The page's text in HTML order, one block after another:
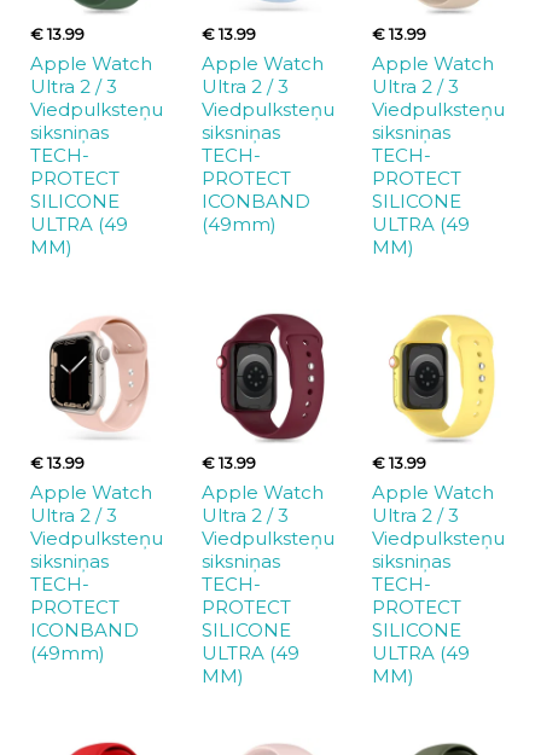
€ 13.99
Apple Watch
Ultra 2 / 3
Viedpulksteņu
siksniņas
TECH-
PROTECT
SILICONE
ULTRA (49
MM)
€ 13.99
Apple Watch
Ultra 2 / 3
Viedpulksteņu
siksniņas
TECH-
PROTECT
ICONBAND
(49mm)
€ 13.99
Apple Watch
Ultra 2 / 3
Viedpulksteņu
siksniņas
TECH-
PROTECT
SILICONE
ULTRA (49
MM)
€ 13.99
Apple Watch
Ultra 2 / 3
Viedpulksteņu
siksniņas
TECH-
PROTECT
ICONBAND
(49mm)
€ 13.99
Apple Watch
Ultra 2 / 3
Viedpulksteņu
siksniņas
TECH-
PROTECT
SILICONE
ULTRA (49
MM)
€ 13.99
Apple Watch
Ultra 2 / 3
Viedpulksteņu
siksniņas
TECH-
PROTECT
SILICONE
ULTRA (49
MM)